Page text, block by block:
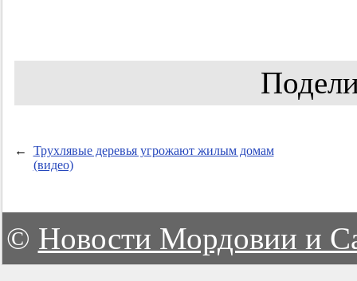
←
Трухлявые деревья угрожают жилым домам
(видео)
© Новости Мордовии и